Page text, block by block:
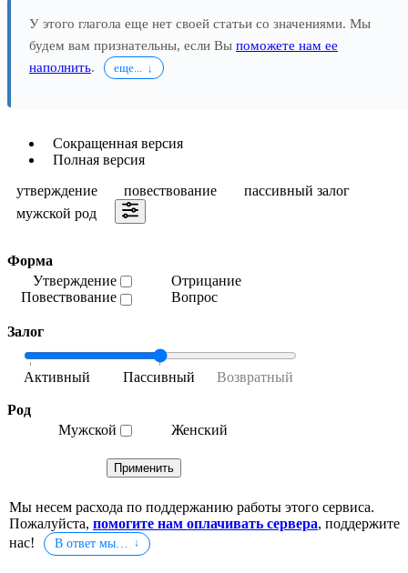
У этого глагола еще нет своей статьи со значениями. Мы
будем вам признательны, если Вы поможете нам ее
наполнить. еще...
Сокращенная версия
Полная версия
утверждение
повествование
пассивный залог
мужской род
Форма
Утверждение
Повествование
Отрицание
Вопрос
Залог
Род
Мужской
Женский
Мы несем расхода по поддержанию работы этого сервиса.
Пожалуйста, помогите нам оплачивать сервера, поддержите
нас!
В ответ мы…